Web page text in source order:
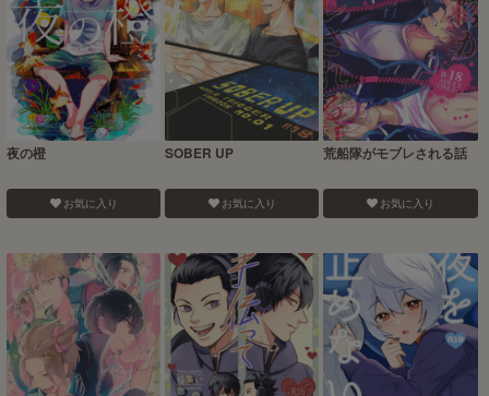
夜の橙
お気に入り
SOBER UP
お気に入り
荒船隊がモブレされる話
お気に入り